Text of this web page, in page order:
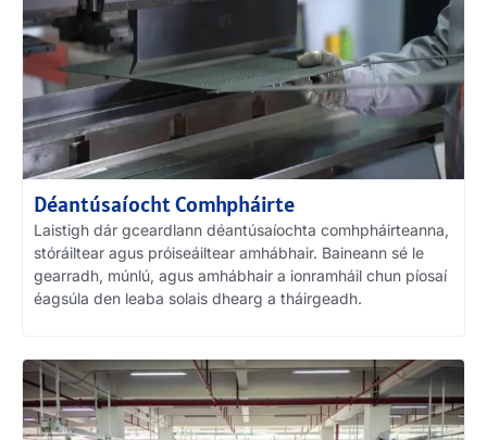
Déantúsaíocht Comhpháirte
Laistigh dár gceardlann déantúsaíochta comhpháirteanna,
stóráiltear agus próiseáiltear amhábhair. Baineann sé le
gearradh, múnlú, agus amhábhair a ionramháil chun píosaí
éagsúla den leaba solais dhearg a tháirgeadh.